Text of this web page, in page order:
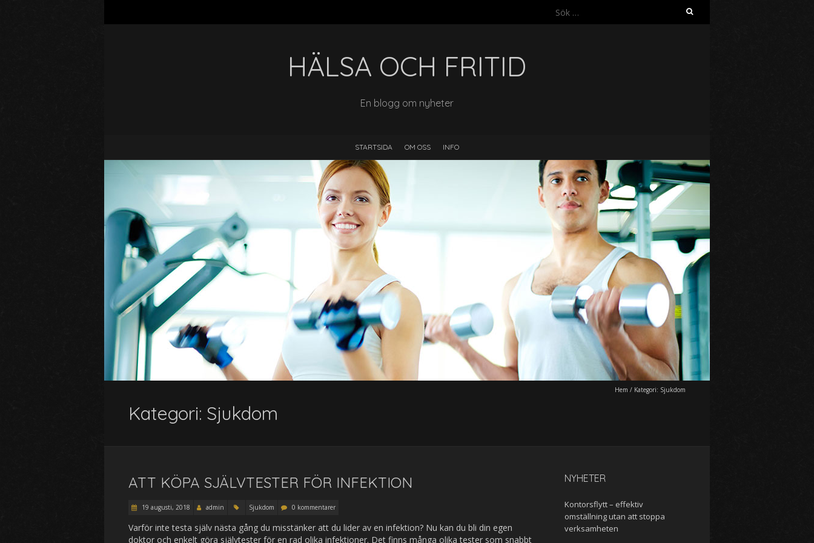
Sök
HÄLSA OCH FRITID
En blogg om nyheter
STARTSIDA OM OSS INFO
Hem / Kategori: Sjukdom
Kategori: Sjukdom
ATT KÖPA SJÄLVTESTER FÖR INFEKTION
19 augusti, 2018 admin Sjukdom 0 kommentarer
Varför inte testa själv nästa gång du misstänker att du lider av en infektion? Nu kan du bli din egen
doktor och enkelt göra självtester för en rad olika infektioner. Det finns många olika tester som snabbt
NYHETER
Kontorsflytt – effektiv
omställning utan att stoppa
verksamheten